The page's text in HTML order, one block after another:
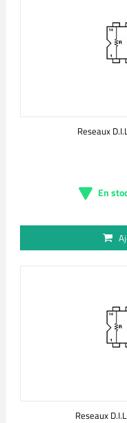
Reseaux
En
Reseaux